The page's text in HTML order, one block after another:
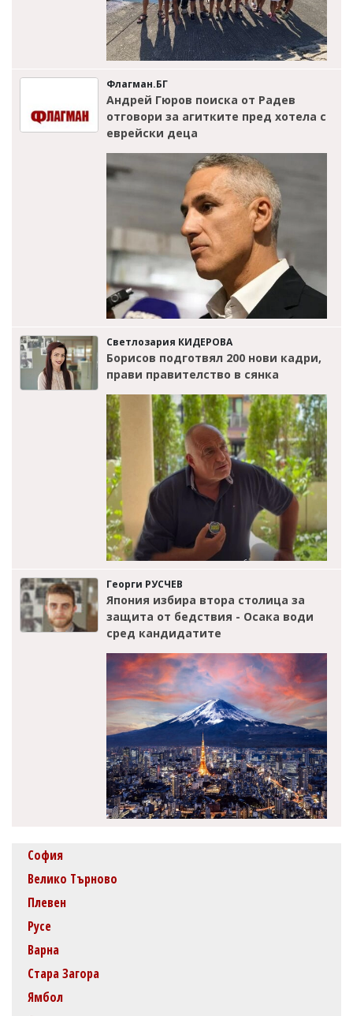
Флагман.БГ
Андрей Гюров поиска от Радев
отговори за агитките пред хотела с
еврейски деца
Светлозария КИДЕРОВА
Борисов подготвял 200 нови кадри,
прави правителство в сянка
Георги РУСЧЕВ
Япония избира втора столица за
защита от бедствия - Осака води
сред кандидатите
София
Велико Търново
Плевен
Русе
Варна
Стара Загора
Ямбол